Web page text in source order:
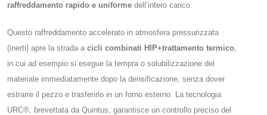
raffreddamento rapido e uniforme dell’intero carico​.
Questo raffreddamento accelerato in atmosfera pressurizzata
(inerti) apre la strada a cicli combinati HIP+trattamento termico,
in cui ad esempio si esegue la tempra o solubilizzazione del
materiale immediatamente dopo la densificazione, senza dover
estrarre il pezzo e trasferirlo in un forno esterno​. La tecnologia
URC®, brevettata da Quintus, garantisce un controllo preciso del